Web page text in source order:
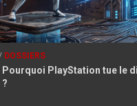
DOSSIERS
Pourquoi PlayStation tue le